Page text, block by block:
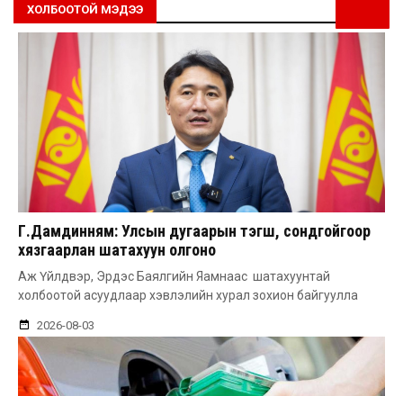
ХОЛБООТОЙ МЭДЭЭ
Г.Дамдинням: Улсын дугаарын тэгш, сондгойгоор
хязгаарлан шатахуун олгоно
Аж Үйлдвэр, Эрдэс Баялгийн Яамнаас шатахуунтай
холбоотой асуудлаар хэвлэлийн хурал зохион байгуулла
2026-08-03